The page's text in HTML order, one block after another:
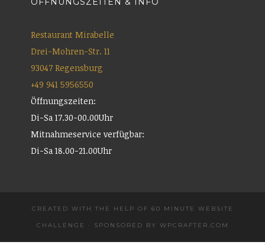
Restaurant Mirabelle
Drei-Mohren-Str. 11
93047 Regensburg
+49 941 5956550
Öffnungszeiten:
Di-Sa 17.30-00.00Uhr
Mitnahmeservice verfügbar:
Di-Sa 18.00-21.00Uhr
CREATED WITH THE HELP OF 60 MINUTE WEBSITE
CHALLENGE · SPONSORED BY WPCRAFTER.COM